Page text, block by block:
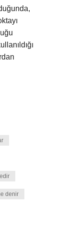
denir